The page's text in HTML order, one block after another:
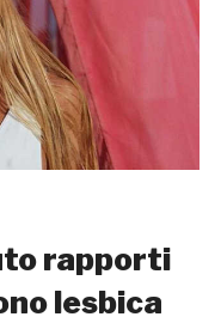
rapporti
lesbica